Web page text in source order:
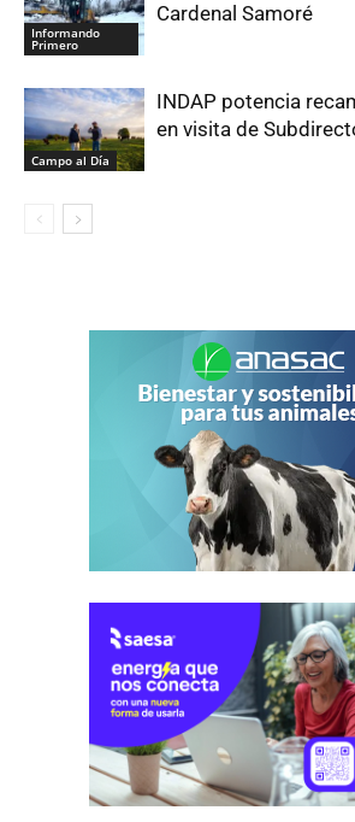
Informando
Primero
Cardenal Samoré
Campo al Día
INDAP potencia
en visita de